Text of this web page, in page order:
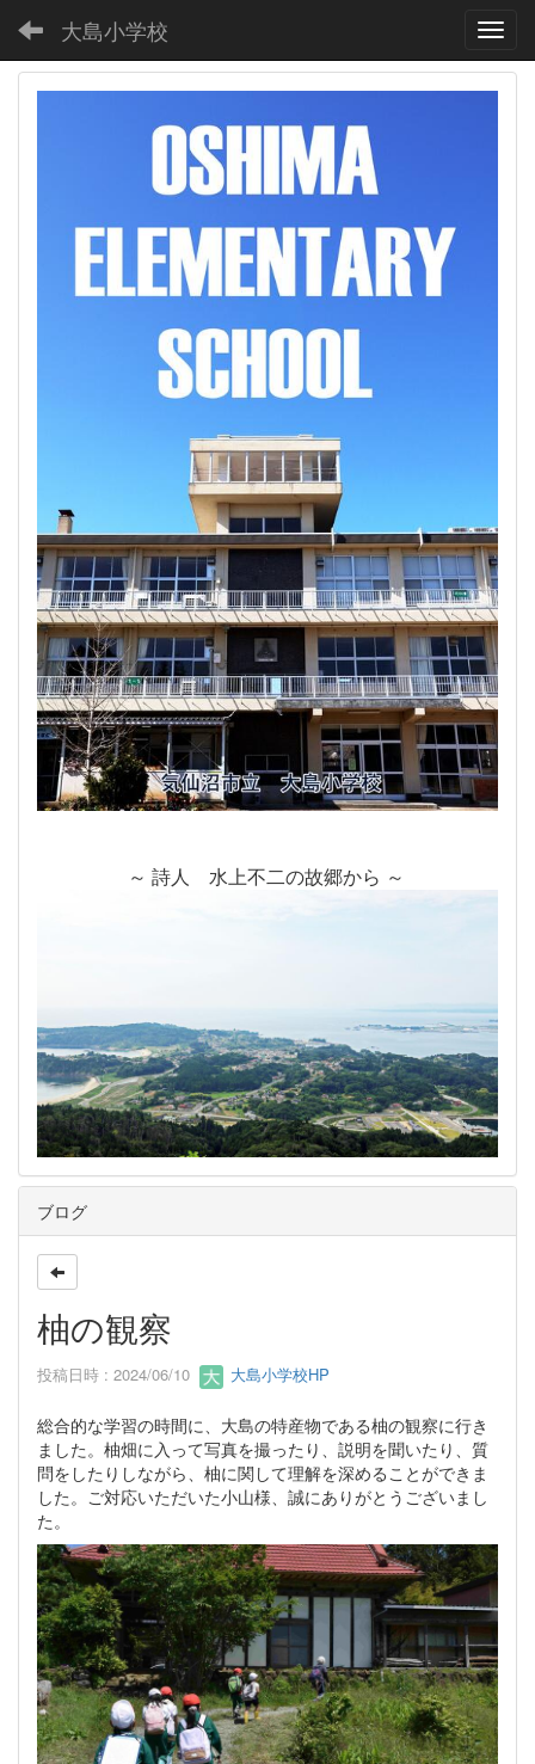
大島小学校
～ 詩人 水上不二の故郷から ～
ブログ
柚の観察
投稿日時 : 2024/06/10 大島小学校HP
総合的な学習の時間に、大島の特産物である柚の観察に行き
ました。柚畑に入って写真を撮ったり、説明を聞いたり、質
問をしたりしながら、柚に関して理解を深めることができま
した。ご対応いただいた小山様、誠にありがとうございまし
た。